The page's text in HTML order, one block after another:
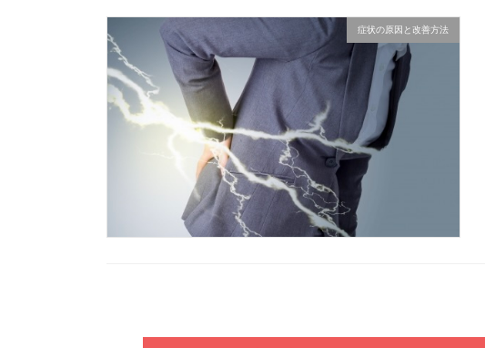
症状の原因と改善方法